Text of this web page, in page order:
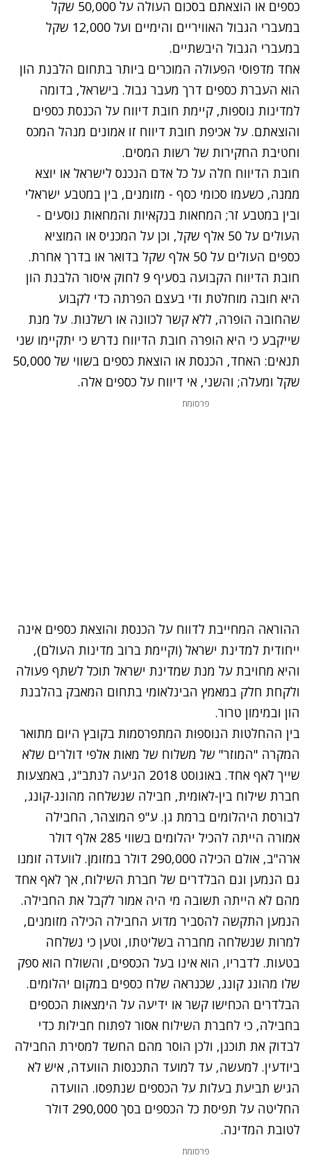
כספים או הוצאתם בסכום העולה על 50,000 שקל
במעברי הגבול האוויריים והימיים ועל 12,000 שקל
במעברי הגבול היבשתיים.
אחד מדפוסי הפעולה המוכרים ביותר בתחום הלבנת הון
הוא העברת כספים דרך מעבר גבול. בישראל, בדומה
למדינות נוספות, קיימת חובת דיווח על הכנסת כספים
והוצאתם. על אכיפת חובת דיווח זו אמונים מנהל המכס
וחטיבת החקירות של רשות המסים.
חובת הדיווח חלה על כל אדם הנכנס לישראל או יוצא
ממנה, כשעמו סכומי כסף - מזומנים, בין במטבע ישראלי
ובין במטבע זר; המחאות בנקאיות והמחאות נוסעים -
העולים על 50 אלף שקל, וכן על המכניס או המוציא
כספים העולים על 50 אלף שקל בדואר או בדרך אחרת.
חובת הדיווח הקבועה בסעיף 9 לחוק איסור הלבנת הון
היא חובה מוחלטת ודי בעצם הפרתה כדי לקבוע
שהחובה הופרה, ללא קשר לכוונה או רשלנות. על מנת
שייקבע כי היא הופרה חובת הדיווח נדרש כי יתקיימו שני
תנאים: האחד, הכנסת או הוצאת כספים בשווי של 50,000
שקל ומעלה; והשני, אי דיווח על כספים אלה.
פרסומת
ההוראה המחייבת לדווח על הכנסת והוצאת כספים אינה
ייחודית למדינת ישראל (וקיימת ברוב מדינות העולם),
והיא מחויבת על מנת שמדינת ישראל תוכל לשתף פעולה
ולקחת חלק במאמץ הבינלאומי בתחום המאבק בהלבנת
הון ובמימון טרור.
בין ההחלטות הנוספות המתפרסמות בקובץ היום מתואר
המקרה "המוזר" של משלוח של מאות אלפי דולרים שלא
שייך לאף אחד. באוגוסט 2018 הגיעה לנתב"ג, באמצעות
חברת שילוח בין-לאומית, חבילה שנשלחה מהונג-קונג,
לבורסת היהלומים ברמת גן. ע"פ המוצהר, החבילה
אמורה הייתה להכיל יהלומים בשווי 285 אלף דולר
ארה"ב, אולם הכילה 290,000 דולר במזומן. לוועדה זומנו
גם הנמען וגם הבלדרים של חברת השילוח, אך לאף אחד
מהם לא הייתה תשובה מי היה אמור לקבל את החבילה.
הנמען התקשה להסביר מדוע החבילה הכילה מזומנים,
למרות שנשלחה מחברה בשליטתו, וטען כי נשלחה
בטעות. לדבריו, הוא אינו בעל הכספים, והשולח הוא ספק
שלו מהונג קונג, שכנראה שלח כספים במקום יהלומים.
הבלדרים הכחישו קשר או ידיעה על הימצאות הכספים
בחבילה, כי לחברת השילוח אסור לפתוח חבילות כדי
לבדוק את תוכנן, ולכן הוסר מהם החשד למסירת החבילה
ביודעין. למעשה, עד למועד התכנסות הוועדה, איש לא
הגיש תביעת בעלות על הכספים שנתפסו. הוועדה
החליטה על תפיסת כל הכספים בסך 290,000 דולר
לטובת המדינה.
פרסומת